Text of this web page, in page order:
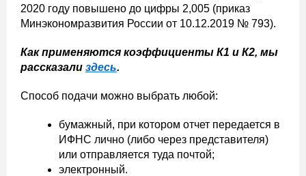
2020 году повышено до цифры 2,005 (приказ
Минэкономразвития России от 10.12.2019 № 793).
Как применяются коэффициенты К1 и К2, мы
рассказали здесь.
Способ подачи можно выбрать любой:
бумажный, при котором отчет передается в
ИФНС лично (либо через представителя)
или отправляется туда почтой;
электронный.